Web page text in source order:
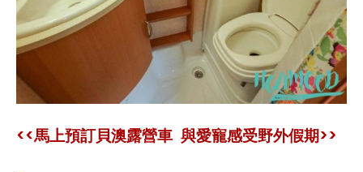
<<馬上預訂貝澳露營車 與愛寵感受野外假期>>